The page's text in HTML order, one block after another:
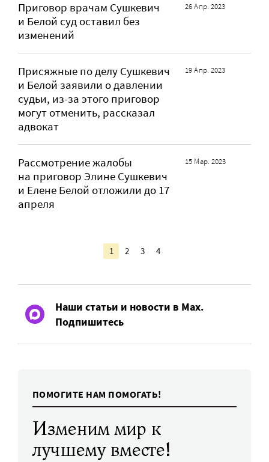
Приговор врачам Сушкевич
и Белой суд оставил без
изменений
26 Апр. 2023
Присяжные по делу Сушкевич
и Белой заявили о давлении
судьи, из-за этого приговор
могут отменить, рассказал
адвокат
19 Апр. 2023
Рассмотрение жалобы
на приговор Элине Сушкевич
и Елене Белой отложили до 17
апреля
15 Мар. 2023
1 2 3 4
Наши статьи и новости в Max.
Подпишитесь
ПОМОГИТЕ НАМ ПОМОГАТЬ!
Изменим мир к
лучшему вместе!